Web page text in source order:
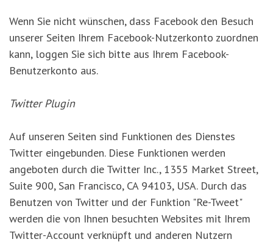
Wenn Sie nicht wünschen, dass Facebook den Besuch
unserer Seiten Ihrem Facebook-Nutzerkonto zuordnen
kann, loggen Sie sich bitte aus Ihrem Facebook-
Benutzerkonto aus.
Twitter Plugin
Auf unseren Seiten sind Funktionen des Dienstes
Twitter eingebunden. Diese Funktionen werden
angeboten durch die Twitter Inc., 1355 Market Street,
Suite 900, San Francisco, CA 94103, USA. Durch das
Benutzen von Twitter und der Funktion "Re-Tweet"
werden die von Ihnen besuchten Websites mit Ihrem
Twitter-Account verknüpft und anderen Nutzern